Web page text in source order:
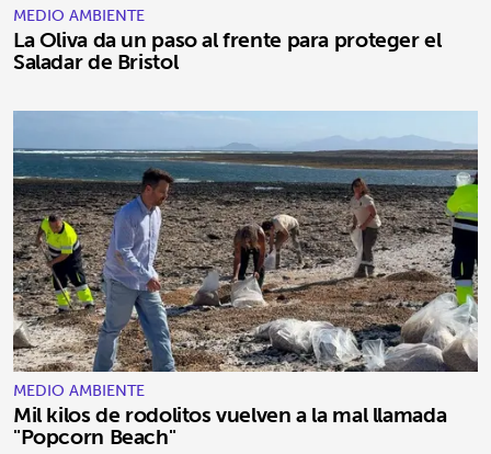
MEDIO AMBIENTE
La Oliva da un paso al frente para proteger el
Saladar de Bristol
MEDIO AMBIENTE
Mil kilos de rodolitos vuelven a la mal llamada
"Popcorn Beach"